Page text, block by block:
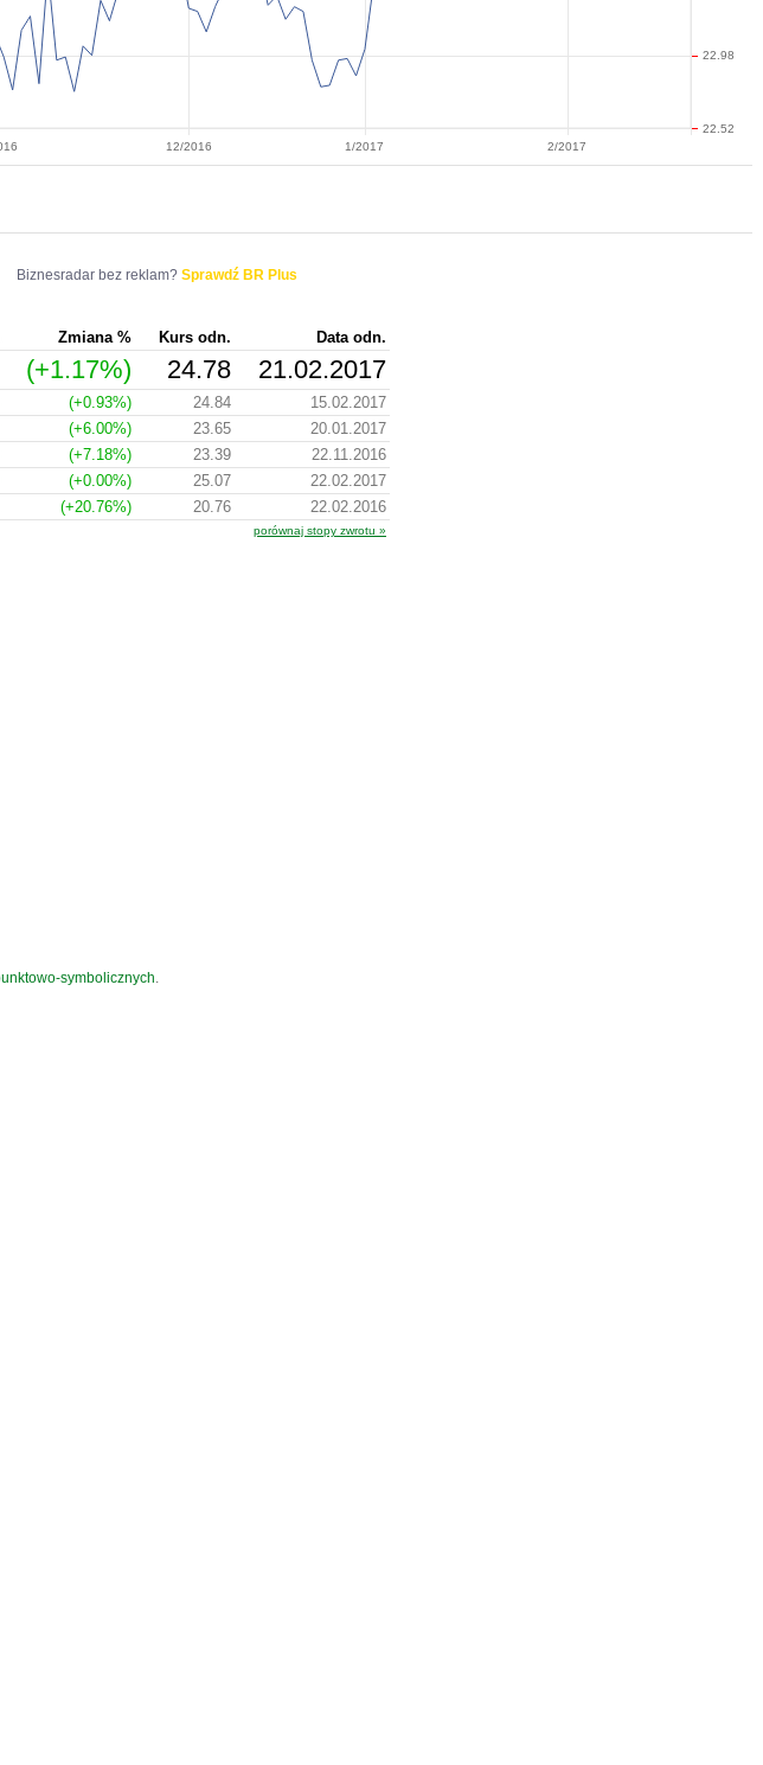
12/2016 1/2017 2/2017
22.52
22.98
Biznesradar bez reklam? Sprawdź BR Plus
Zmiana % Kurs odn.
Data odn.
(+1.17%) 24.78 21.02.2017
(+0.93%) 24.84
15.02.2017
(+6.00%) 23.65
20.01.2017
(+7.18%) 23.39
22.11.2016
(+0.00%) 25.07
22.02.2017
(+20.76%) 20.76 22.02.2016
porównaj stopy zwrotu »
symbolicznych.